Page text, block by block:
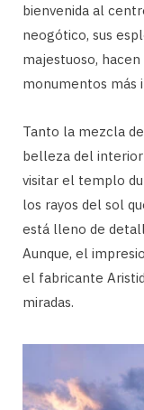
bienvenida al
neogótico, sus
majestuoso,
monumentos más
Tanto la mezcla
belleza del
visitar el templo
los rayos del sol
está lleno de
Aunque, el
el fabricante
miradas.